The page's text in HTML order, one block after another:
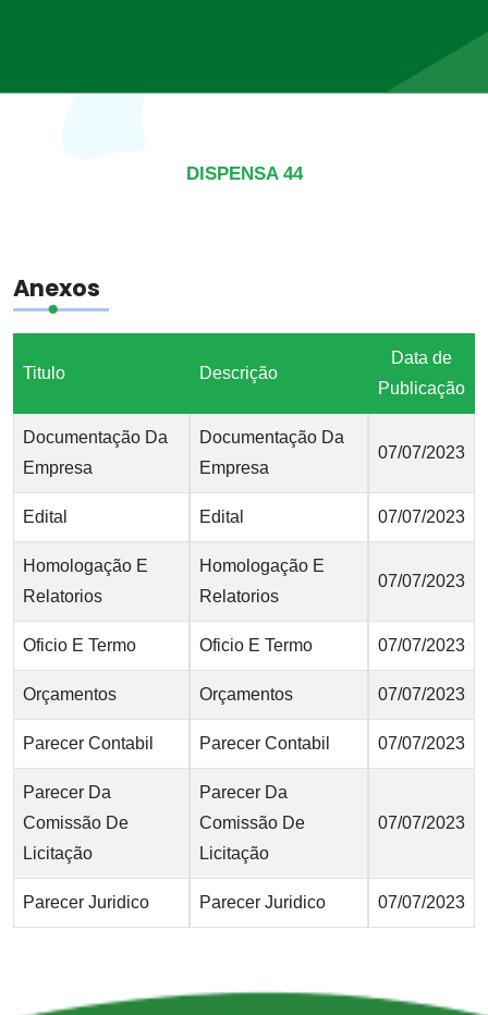
DISPENSA 44
Anexos
Titulo Descrição
Data de
Publicação
Documentação Da
Empresa
Documentação Da
Empresa
07/07/2023
Edital Edital 07/07/2023
Homologação E
Relatorios
Homologação E
Relatorios
07/07/2023
Oficio E Termo Oficio E Termo 07/07/2023
Orçamentos Orçamentos 07/07/2023
Parecer Contabil Parecer Contabil 07/07/2023
Parecer Da
Comissão De
Licitação
Parecer Da
Comissão De
Licitação
07/07/2023
Parecer Juridico Parecer Juridico 07/07/2023